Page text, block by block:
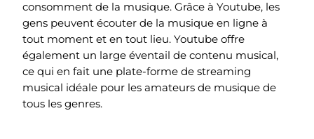
consomment de la musique. Grâce à Youtube, les
gens peuvent écouter de la musique en ligne à
tout moment et en tout lieu. Youtube offre
également un large éventail de contenu musical,
ce qui en fait une plate-forme de streaming
musical idéale pour les amateurs de musique de
tous les genres.